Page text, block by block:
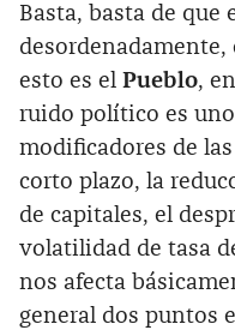
Basta, basta de que
esto es el Pueblo,
ruido político es
modificadores de
corto plazo, la
de capitales, el
volatilidad de tasa
nos afecta
general dos puntos